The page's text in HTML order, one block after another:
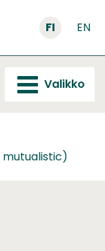
FI EN
Valikko